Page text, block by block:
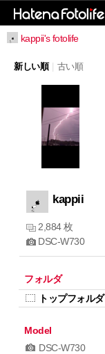
kappii's fotolife
新しい順 古い順
kappii
2,884 枚
DSC-W730
フォルダ
トップフォルダ
Model
DSC-W730